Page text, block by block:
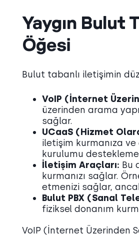
Yaygın Bulut
Öğesi
Bulut tabanlı iletişimin
VoIP (İnternet
üzerinden arama
sağlar.
UCaaS (Hizmet
iletişim kurmanıza
kurulumu
İletişim Araçları: Bu
kurmanızı sağlar.
etmenizi sağlar,
Bulut PBX (Sanal
fiziksel donanım
VoIP (İnternet Üzerinden